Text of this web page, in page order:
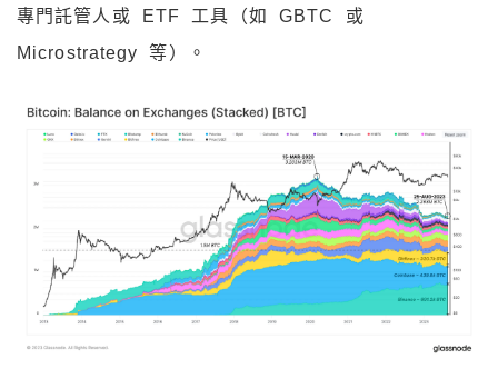
專門託管人或 ETF 工具（如 GBTC 或
Microstrategy 等）。